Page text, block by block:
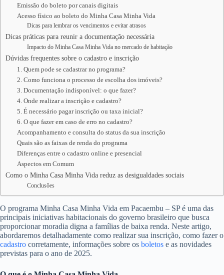
Emissão do boleto por canais digitais
Acesso físico ao boleto do Minha Casa Minha Vida
Dicas para lembrar os vencimentos e evitar atrasos
Dicas práticas para reunir a documentação necessária
Impacto do Minha Casa Minha Vida no mercado de habitação
Dúvidas frequentes sobre o cadastro e inscrição
1. Quem pode se cadastrar no programa?
2. Como funciona o processo de escolha dos imóveis?
3. Documentação indisponível: o que fazer?
4. Onde realizar a inscrição e cadastro?
5. É necessário pagar inscrição ou taxa inicial?
6. O que fazer em caso de erro no cadastro?
Acompanhamento e consulta do status da sua inscrição
Quais são as faixas de renda do programa
Diferenças entre o cadastro online e presencial
Aspectos em Comum
Como o Minha Casa Minha Vida reduz as desigualdades sociais
Conclusões
O programa Minha Casa Minha Vida em Pacaembu – SP é uma das
principais iniciativas habitacionais do governo brasileiro que busca
proporcionar moradia digna a famílias de baixa renda. Neste artigo,
abordaremos detalhadamente como realizar sua inscrição, como fazer o
cadastro corretamente, informações sobre os boletos e as novidades
previstas para o ano de 2025.